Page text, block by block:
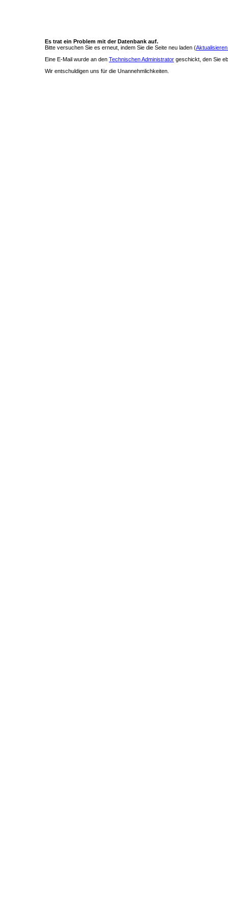
Es trat ein Problem mit der Datenbank auf.
Bitte versuchen Sie es erneut, indem Sie die Seite neu laden (
Eine E-Mail wurde an den Technischen Administrator geschickt, den Sie
Wir entschuldigen uns für die Unannehmlichkeiten.